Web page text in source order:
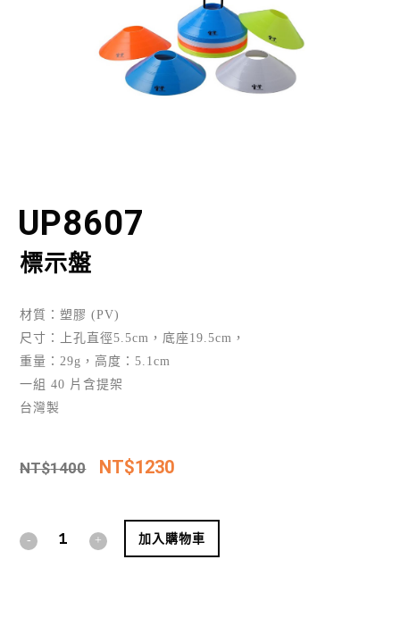
UP8607
標示盤
材質：塑膠 (PV)
尺寸：上孔直徑5.5cm，底座19.5cm，
重量：29g，高度：5.1cm
一組 40 片含提架
台灣製
NT$1400 NT$1230
加入購物車